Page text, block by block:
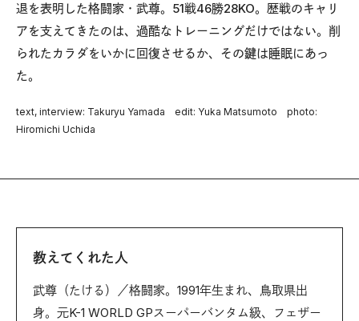
退を表明した格闘家・武尊。51戦46勝28KO。歴戦のキャリ
アを支えてきたのは、過酷なトレーニングだけではない。削
られたカラダをいかに回復させるか、その鍵は睡眠にあっ
た。
text, interview: Takuryu Yamada edit: Yuka Matsumoto photo:
Hiromichi Uchida
教えてくれた人
武尊（たける）／格闘家。1991年生まれ、鳥取県出
身。元K-1 WORLD GPスーパーバンタム級、フェザー